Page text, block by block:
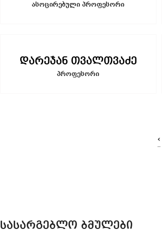
ასოცირებული პროფესორი
დარეჯან თვალთვაძე
პროფესორი
‹
ᲡᲐᲡᲐᲠᲒᲔᲑᲚᲝ ᲑᲛᲣᲚᲔᲑᲘ